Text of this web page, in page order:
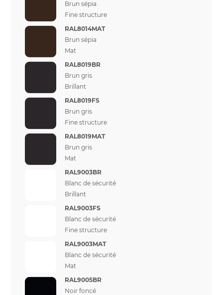
Brun sépia
Fine structure
RAL8014MAT
Brun sépia
Mat
RAL8019BR
Brun gris
Brillant
RAL8019FS
Brun gris
Fine structure
RAL8019MAT
Brun gris
Mat
RAL9003BR
Blanc de sécurité
Brillant
RAL9003FS
Blanc de sécurité
Fine structure
RAL9003MAT
Blanc de sécurité
Mat
RAL9005BR
Noir foncé